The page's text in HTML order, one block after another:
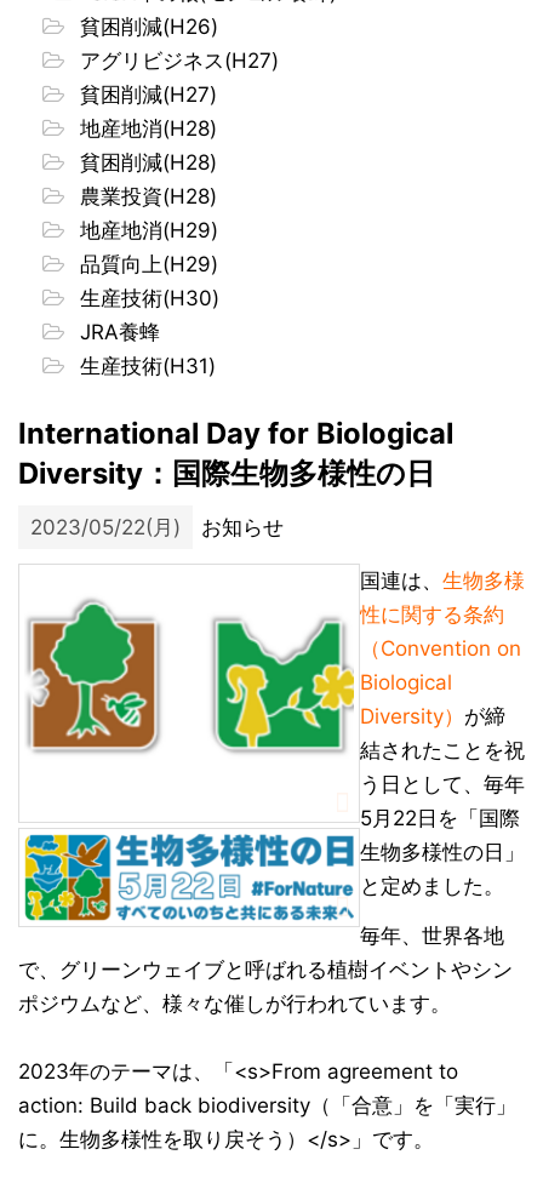
貧困削減(H26)
アグリビジネス(H27)
貧困削減(H27)
地産地消(H28)
貧困削減(H28)
農業投資(H28)
地産地消(H29)
品質向上(H29)
生産技術(H30)
JRA養蜂
生産技術(H31)
International Day for Biological
Diversity：国際生物多様性の日
2023/05/22(月) お知らせ
国連は、 生物多様
性に関する条約
（Convention on
Biological
Diversity） が締
結されたことを祝
う日として、毎年
5月22日を「国際
生物多様性の日」
と定めました。
毎年、世界各地
で、グリーンウェイブと呼ばれる植樹イベントやシン
ポジウムなど、様々な催しが行われています。
2023年のテーマは、「<s>From agreement to
action: Build back biodiversity（「合意」を「実行」
に。生物多様性を取り戻そう）</s>」です。